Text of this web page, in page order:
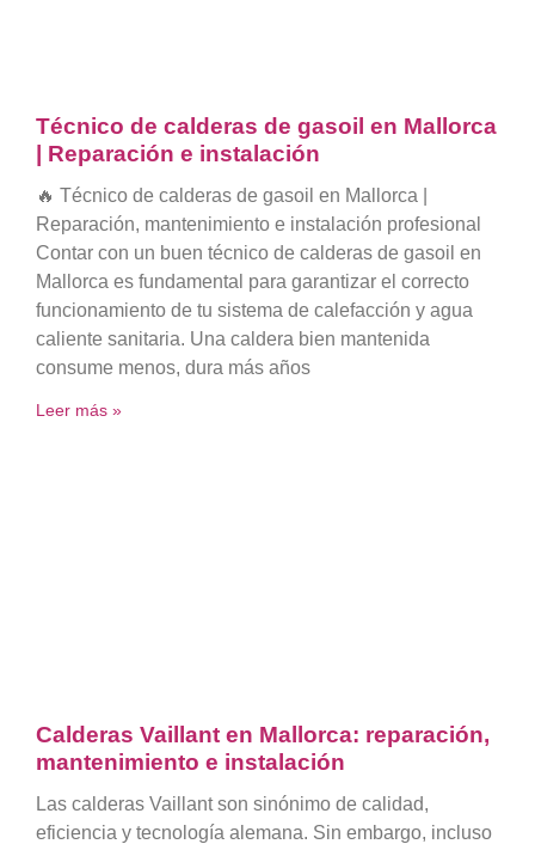
Técnico de calderas de gasoil en Mallorca
| Reparación e instalación
🔥 Técnico de calderas de gasoil en Mallorca |
Reparación, mantenimiento e instalación profesional
Contar con un buen técnico de calderas de gasoil en
Mallorca es fundamental para garantizar el correcto
funcionamiento de tu sistema de calefacción y agua
caliente sanitaria. Una caldera bien mantenida
consume menos, dura más años
Leer más »
Calderas Vaillant en Mallorca: reparación,
mantenimiento e instalación
Las calderas Vaillant son sinónimo de calidad,
eficiencia y tecnología alemana. Sin embargo, incluso